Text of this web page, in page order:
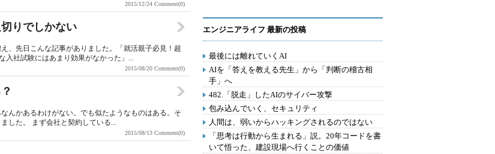
2015/12/24 Comment(0)
りでしかない
、先日こんな記事がありました。「就活親子必見！超
入社試験にはあまり効果がなかった」...
2015/08/20 Comment(0)
んかあるわけがない。でも似たようなものはある。そ
した。 まず会社と契約している...
2015/08/13 Comment(0)
エンジニアライフ 最新の投稿
最後には離れていくAI
AIを「答えを教える先生」から「判断の稽古相
手」へ
482.「脱走」したAIのサイバー攻撃
包み込んでいく、セキュリティ
人間は、弱いからハッキングされるのではない
「思考は行動から生まれる」説。20年コードを書
いて悟った、建設現場へ行くことの価値